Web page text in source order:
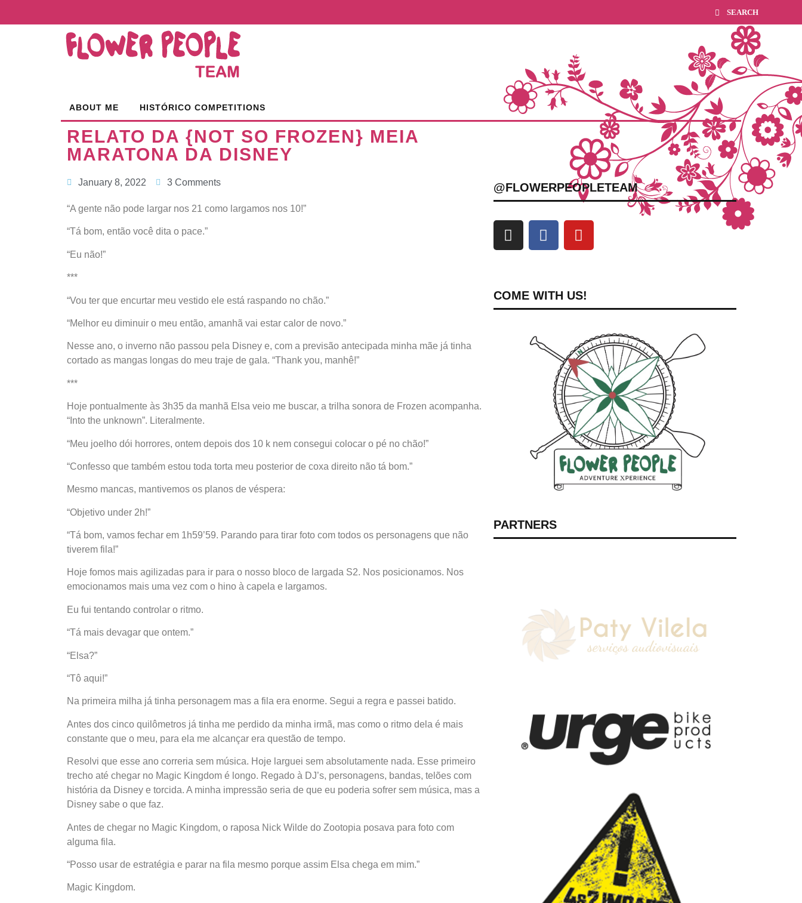
ABOUT ME HISTÓRICO COMPETITIONS
RELATO DA {NOT SO FROZEN} MEIA
MARATONA DA DISNEY
January 8, 2022 3 Comments
“A gente não pode largar nos 21 como largamos nos 10!”
“Tá bom, então você dita o pace.”
“Eu não!”
***
“Vou ter que encurtar meu vestido ele está raspando no chão.”
“Melhor eu diminuir o meu então, amanhã vai estar calor de novo.”
Nesse ano, o inverno não passou pela Disney e, com a previsão antecipada minha mãe já tinha
cortado as mangas longas do meu traje de gala. “Thank you, manhê!”
***
Hoje pontualmente às 3h35 da manhã Elsa veio me buscar, a trilha sonora de Frozen acompanha.
“Into the unknown”. Literalmente.
“Meu joelho dói horrores, ontem depois dos 10 k nem consegui colocar o pé no chão!”
“Confesso que também estou toda torta meu posterior de coxa direito não tá bom.”
Mesmo mancas, mantivemos os planos de véspera:
“Objetivo under 2h!”
“Tá bom, vamos fechar em 1h59’59. Parando para tirar foto com todos os personagens que não
tiverem fila!”
Hoje fomos mais agilizadas para ir para o nosso bloco de largada S2. Nos posicionamos. Nos
emocionamos mais uma vez com o hino à capela e largamos.
Eu fui tentando controlar o ritmo.
“Tá mais devagar que ontem.”
“Elsa?”
“Tô aqui!”
Na primeira milha já tinha personagem mas a fila era enorme. Segui a regra e passei batido.
Antes dos cinco quilômetros já tinha me perdido da minha irmã, mas como o ritmo dela é mais
constante que o meu, para ela me alcançar era questão de tempo.
Resolvi que esse ano correria sem música. Hoje larguei sem absolutamente nada. Esse primeiro
trecho até chegar no Magic Kingdom é longo. Regado à DJ’s, personagens, bandas, telões com
história da Disney e torcida. A minha impressão seria de que eu poderia sofrer sem música, mas a
Disney sabe o que faz.
Antes de chegar no Magic Kingdom, o raposa Nick Wilde do Zootopia posava para foto com
alguma fila.
“Posso usar de estratégia e parar na fila mesmo porque assim Elsa chega em mim.”
Magic Kingdom.
@FLOWERPEOPLETEAM
COME WITH US!
PARTNERS